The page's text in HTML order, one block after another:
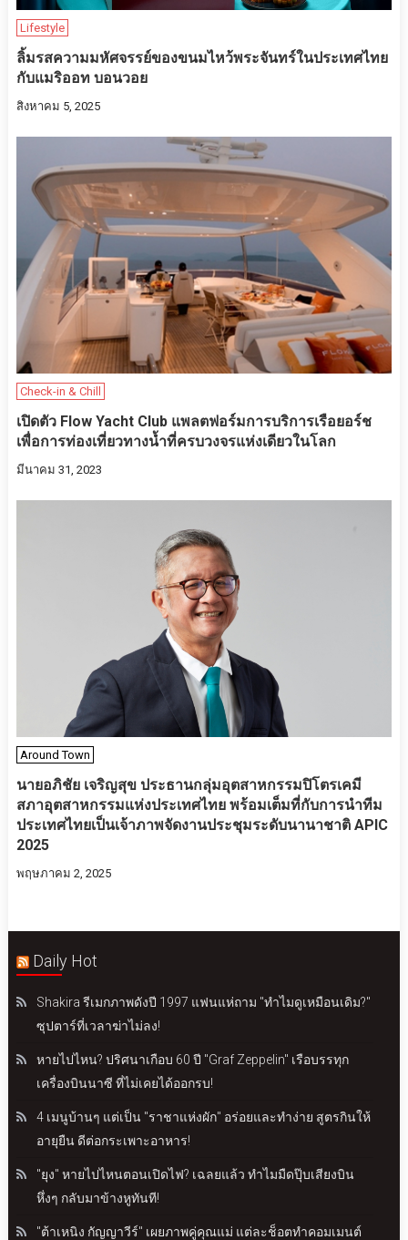
Lifestyle
ลิ้มรสความมหัศจรรย์ของขนมไหว้พระจันทร์ในประเทศไทย
กับแมริออท บอนวอย
สิงหาคม 5, 2025
Check-in & Chill
เปิดตัว Flow Yacht Club แพลตฟอร์มการบริการเรือยอร์ช
เพื่อการท่องเที่ยวทางน้ำที่ครบวงจรแห่งเดียวในโลก
มีนาคม 31, 2023
Around Town
นายอภิชัย เจริญสุข ประธานกลุ่มอุตสาหกรรมปิโตรเคมี
สภาอุตสาหกรรมแห่งประเทศไทย พร้อมเต็มที่กับการนำทีม
ประเทศไทยเป็นเจ้าภาพจัดงานประชุมระดับนานาชาติ APIC
2025
พฤษภาคม 2, 2025
Daily Hot
Shakira รีเมกภาพดังปี 1997 แฟนแห่ถาม "ทำไมดูเหมือนเดิม?"
ซุปตาร์ที่เวลาฆ่าไม่ลง!
หายไปไหน? ปริศนาเกือบ 60 ปี "Graf Zeppelin" เรือบรรทุก
เครื่องบินนาซี ที่ไม่เคยได้ออกรบ!
4 เมนูบ้านๆ แต่เป็น "ราชาแห่งผัก" อร่อยและทำง่าย สูตรกินให้
อายุยืน ดีต่อกระเพาะอาหาร!
"ยุง" หายไปไหนตอนเปิดไฟ? เฉลยแล้ว ทำไมมืดปุ๊บเสียงบิน
หึ่งๆ กลับมาข้างหูทันที!
"ต้าเหนิง กัญญาวีร์" เผยภาพคู่คุณแม่ แต่ละช็อตทำคอมเมนต์